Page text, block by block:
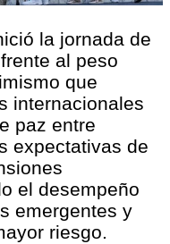
la jornada de
al peso
que
internacionales
paz entre
expectativas de
el desempeño
emergentes y
riesgo.